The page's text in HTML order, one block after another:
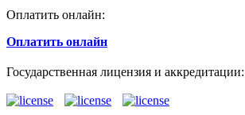
Оплатить онлайн:
Оплатить онлайн
Государственная лицензия и аккредитации: